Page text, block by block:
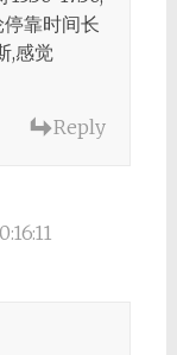
靠时间长
,感觉
Reply